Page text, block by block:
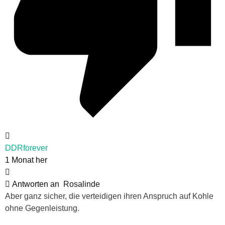
DDRforever
1 Monat her
Antworten an
Rosalinde
Aber ganz sicher, die verteidigen ihren Anspruch auf Kohle
ohne Gegenleistung.